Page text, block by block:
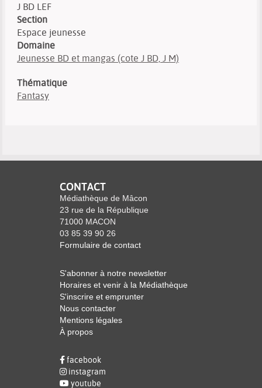
J BD LEF
Section
Espace jeunesse
Domaine
Jeunesse BD et mangas (cote J BD, J M)
Thématique
Fantasy
CONTACT
Médiathèque de Mâcon
23 rue de la République
71000 MACON
03 85 39 90 26
Formulaire de contact
S'abonner à notre newsletter
Horaires et venir à la Médiathèque
S'inscrire et emprunter
Nous contacter
Mentions légales
À propos
facebook
instagram
youtube